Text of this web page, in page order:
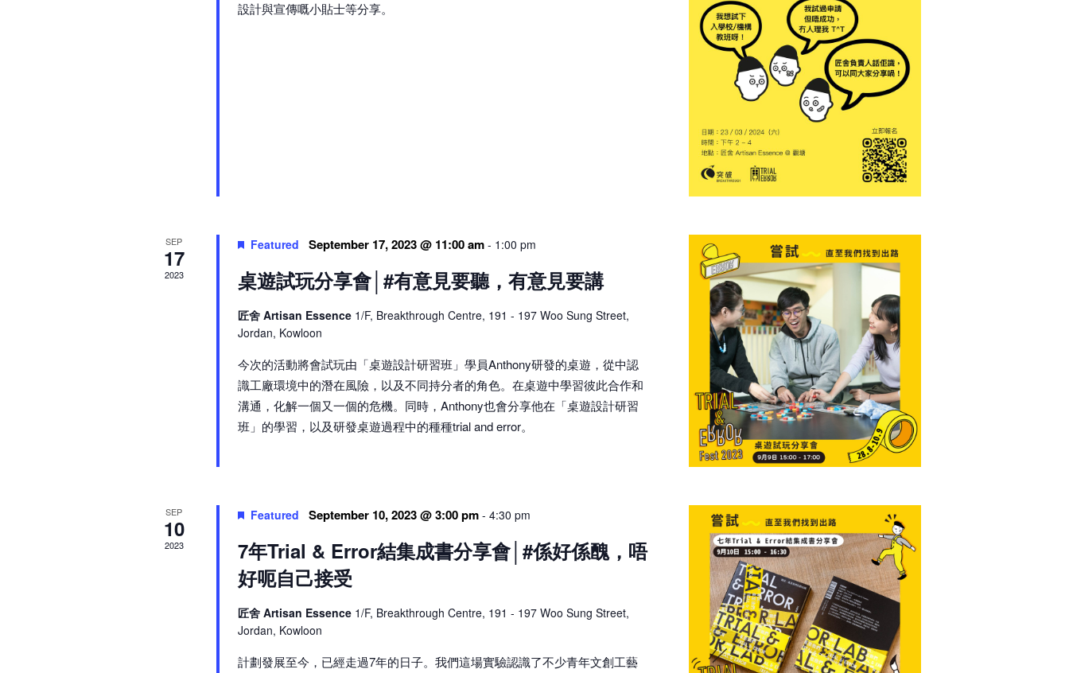
設計與宣傳嘅小貼士等分享。
SEP
17
2023
Featured September 17, 2023 @ 11:00 am - 1:00 pm
桌遊試玩分享會│#有意見要聽，有意見要講
匠舍 Artisan Essence 1/F, Breakthrough Centre, 191 - 197 Woo Sung Street,
Jordan, Kowloon
今次的活動將會試玩由「桌遊設計研習班」學員Anthony研發的桌遊，從中認
識工廠環境中的潛在風險，以及不同持分者的角色。在桌遊中學習彼此合作和
溝通，化解一個又一個的危機。同時，Anthony也會分享他在「桌遊設計研習
班」的學習，以及研發桌遊過程中的種種trial and error。
SEP
10
2023
Featured September 10, 2023 @ 3:00 pm -4:30 pm
7年Trial & Error結集成書分享會│#係好係醜，唔
好呃自己接受
匠舍 Artisan Essence 1/F, Breakthrough Centre, 191 - 197 Woo Sung Street,
Jordan, Kowloon
計劃發展至今，已經走過7年的日子。我們這場實驗認識了不少青年文創工藝